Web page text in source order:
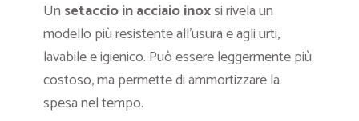
Un setaccio in acciaio inoxsi rivela un
modello più resistente all’usura e agli urti,
lavabile e igienico. Può essere leggermente più
costoso, ma permette di ammortizzare la
spesa nel tempo.